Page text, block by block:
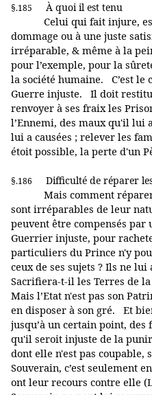
§.185 À quoi il est tenu
Celui qui fait injure,
dommage ou à une juste
irréparable, & même à la
pour l’exemple, pour la
la société humaine. C’est le
Guerre injuste. Il doit
renvoyer à ses fraix les
l’Ennemi, des maux qu'il lui
lui a causées ; relever les
étoit possible, la perte d'un
§.186 Difficulté de réparer
Mais comment
sont irréparables de leur
peuvent être compensés
Guerrier injuste, pour
particuliers du Prince n'y
ceux de ses sujets ? Ils ne
Sacrifiera-t-il les Terres de
Mais l’Etat n'est pas son
en disposer à son gré. Et
jusqu’à un certain point, des
qu'il seroit injuste de la
dont elle n'est pas coupable,
Souverain, c’est seulement
ont leur recours contre elle